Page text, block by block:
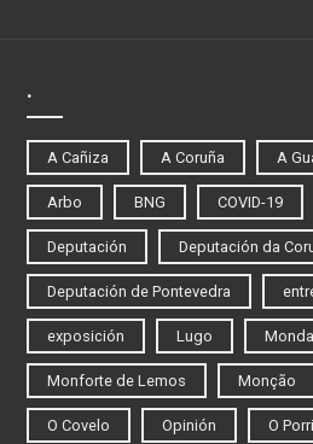
.
A Cañiza A Coruña A
Arbo BNG COVID-19
Deputación Deputación da
Deputación de Pontevedra
exposición Lugo
Monforte de Lemos Monção
O Covelo Opinión O